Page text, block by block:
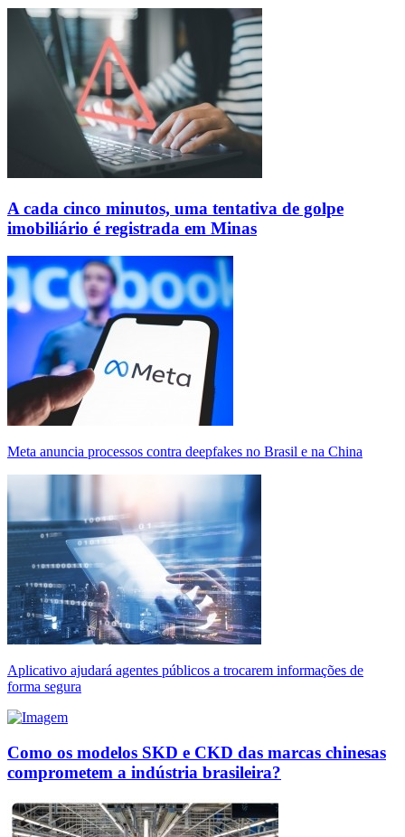
A cada cinco minutos, uma tentativa de golpe
imobiliário é registrada em Minas
Meta anuncia processos contra deepfakes no Brasil e na China
Aplicativo ajudará agentes públicos a trocarem informações de
forma segura
Como os modelos SKD e CKD das marcas chinesas
comprometem a indústria brasileira?